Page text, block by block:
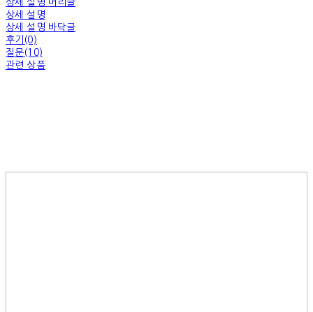
상세 설명
상세 설명 바닥글
후기(0)
질문(10)
관련 상품